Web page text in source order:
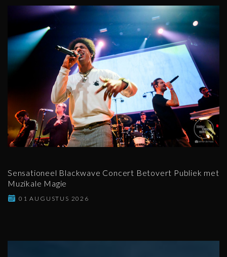
Sensationeel Blackwave Concert Betovert Publiek met
Muzikale Magie
01 AUGUSTUS 2026